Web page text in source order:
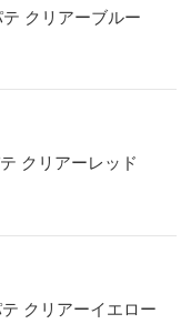
クリアーブルー
クリアーレッド
クリアーイエロー